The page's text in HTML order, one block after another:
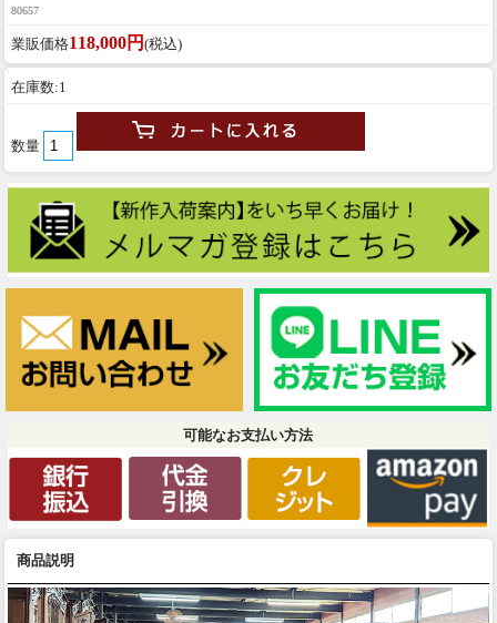
80657
業販価格118,000円 (税込)
在庫数:1
数量
可能なお支払い方法
商品説明